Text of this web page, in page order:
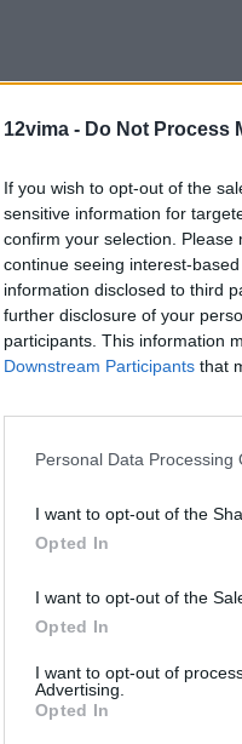
12vima - Do Not Process
If you wish to opt-out of the
sensitive information for
confirm your selection.
continue seeing interest-
information disclosed to third
further disclosure of your
participants. This information
Downstream Participants that
Personal Data Processing
I want to opt-out of the
Opted In
I want to opt-out of the
Opted In
I want to opt-out of
Advertising.
Opted In
Δείτε βίντεο και